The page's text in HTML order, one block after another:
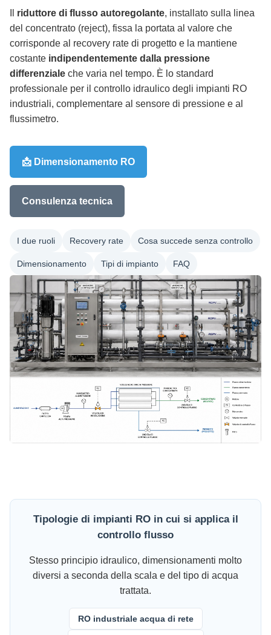
riduttore di flusso autoregolante, installato sulla linea
del concentrato (reject), fissa la portata al valore che
corrisponde al recovery rate di progetto e la mantiene
costante indipendentemente dalla pressione
differenziale che varia nel tempo. È lo standard
professionale per il controllo idraulico degli impianti RO
industriali, complementare al sensore di pressione e al
flussimetro.
📩 Dimensionamento RO
Consulenza tecnica
I due ruoli Recovery rate Cosa succede senza controllo
Dimensionamento Tipi di impianto FAQ
Tipologie di impianti RO in cui si applica il
controllo flusso
Stesso principio idraulico, dimensionamenti molto
diversi a seconda della scala e del tipo di acqua
trattata.
RO industriale acqua di rete